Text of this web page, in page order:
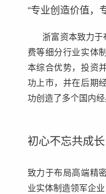
“专业创造价值，
浙富资本致力于
费等细分行业实体
本综合优势，投资
功上市，并在后期
功创造了多个国内经
初心不忘共成
致力于布局高端精
业实体制造领军企业